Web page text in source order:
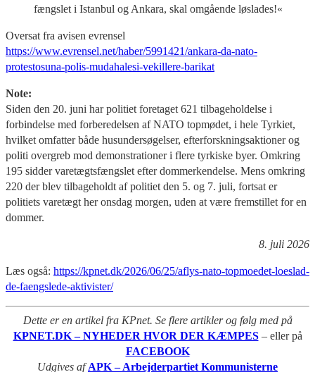
fængslet i Istanbul og Ankara, skal omgående løslades!«
Oversat fra avisen evrensel
https://www.evrensel.net/haber/5991421/ankara-da-nato-
protestosuna-polis-mudahalesi-vekillere-barikat
Note:
Siden den 20. juni har politiet foretaget 621 tilbageholdelse i
forbindelse med forberedelsen af NATO topmødet, i hele Tyrkiet,
hvilket omfatter både husundersøgelser, efterforskningsaktioner og
politi overgreb mod demonstrationer i flere tyrkiske byer. Omkring
195 sidder varetægtsfængslet efter dommerkendelse. Mens omkring
220 der blev tilbageholdt af politiet den 5. og 7. juli, fortsat er
politiets varetægt her onsdag morgen, uden at være fremstillet for en
dommer.
8. juli 2026
Læs også: https://kpnet.dk/2026/06/25/aflys-nato-topmoedet-loeslad-
de-faengslede-aktivister/
Dette er en artikel fra KPnet. Se flere artikler og følg med på
KPNET.DK – NYHEDER HVOR DER KÆMPES – eller på
FACEBOOK
Udgives afAPK – Arbejderpartiet Kommunisterne